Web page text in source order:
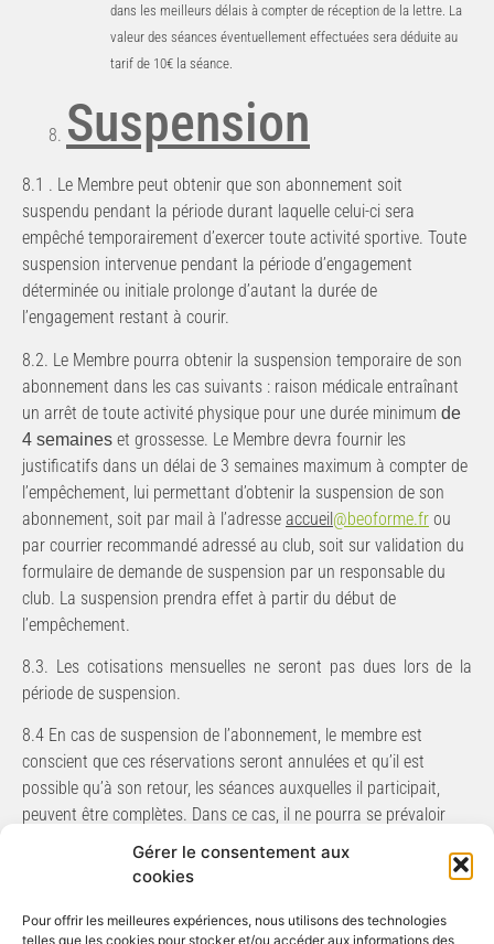
Gérer le consentement aux
cookies
Pour offrir les meilleures expériences, nous utilisons des technologies
telles que les cookies pour stocker et/ou accéder aux informations des
dans les meilleurs délais à compter de réception de la lettre. La
valeur des séances éventuellement effectuées sera déduite au
tarif de 10€ la séance.
Suspension
8.1 . Le Membre peut obtenir que son abonnement soit
suspendu pendant la période durant laquelle celui-ci sera
empêché temporairement d’exercer toute activité sportive. Toute
suspension intervenue pendant la période d’engagement
déterminée ou initiale prolonge d’autant la durée de
l’engagement restant à courir.
8.2. Le Membre pourra obtenir la suspension temporaire de son
abonnement dans les cas suivants : raison médicale entraînant
un arrêt de toute activité physique pour une durée minimum de
4 semaines et grossesse. Le Membre devra fournir les
justificatifs dans un délai de 3 semaines maximum à compter de
l’empêchement, lui permettant d’obtenir la suspension de son
abonnement, soit par mail à l’adresse accueil@beoforme.fr ou
par courrier recommandé adressé au club, soit sur validation du
formulaire de demande de suspension par un responsable du
club. La suspension prendra effet à partir du début de
l’empêchement.
8.3. Les cotisations mensuelles ne seront pas dues lors de la
période de suspension.
8.4 En cas de suspension de l’abonnement, le membre est
conscient que ces réservations seront annulées et qu’il est
possible qu’à son retour, les séances auxquelles il participait,
peuvent être complètes. Dans ce cas, il ne pourra se prévaloir
d’aucun droit particulier sur l’obtention d’une place dans ces
séances. Le club s’engage à proposer d’autres horaires mais
conviennent pas.